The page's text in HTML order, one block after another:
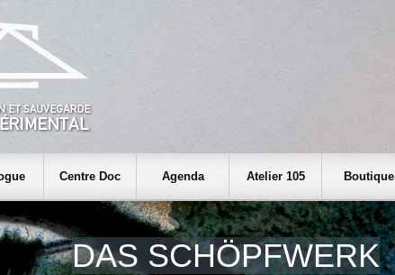
Centre Doc Agenda Atelier 105 Boutique
DAS SCHÖPFWERK